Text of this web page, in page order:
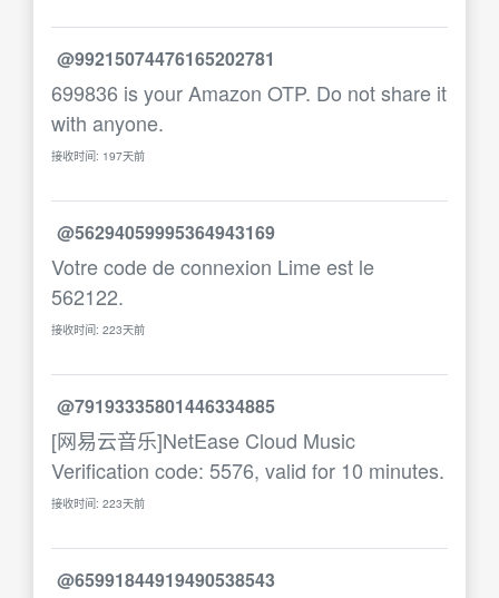
@99215074476165202781
699836 is your Amazon OTP. Do not share it
with anyone.
接收时间: 197天前
@56294059995364943169
Votre code de connexion Lime est le
562122.
接收时间: 223天前
@79193335801446334885
[网易云音乐]NetEase Cloud Music
Verification code: 5576, valid for 10 minutes.
接收时间: 223天前
@65991844919490538543